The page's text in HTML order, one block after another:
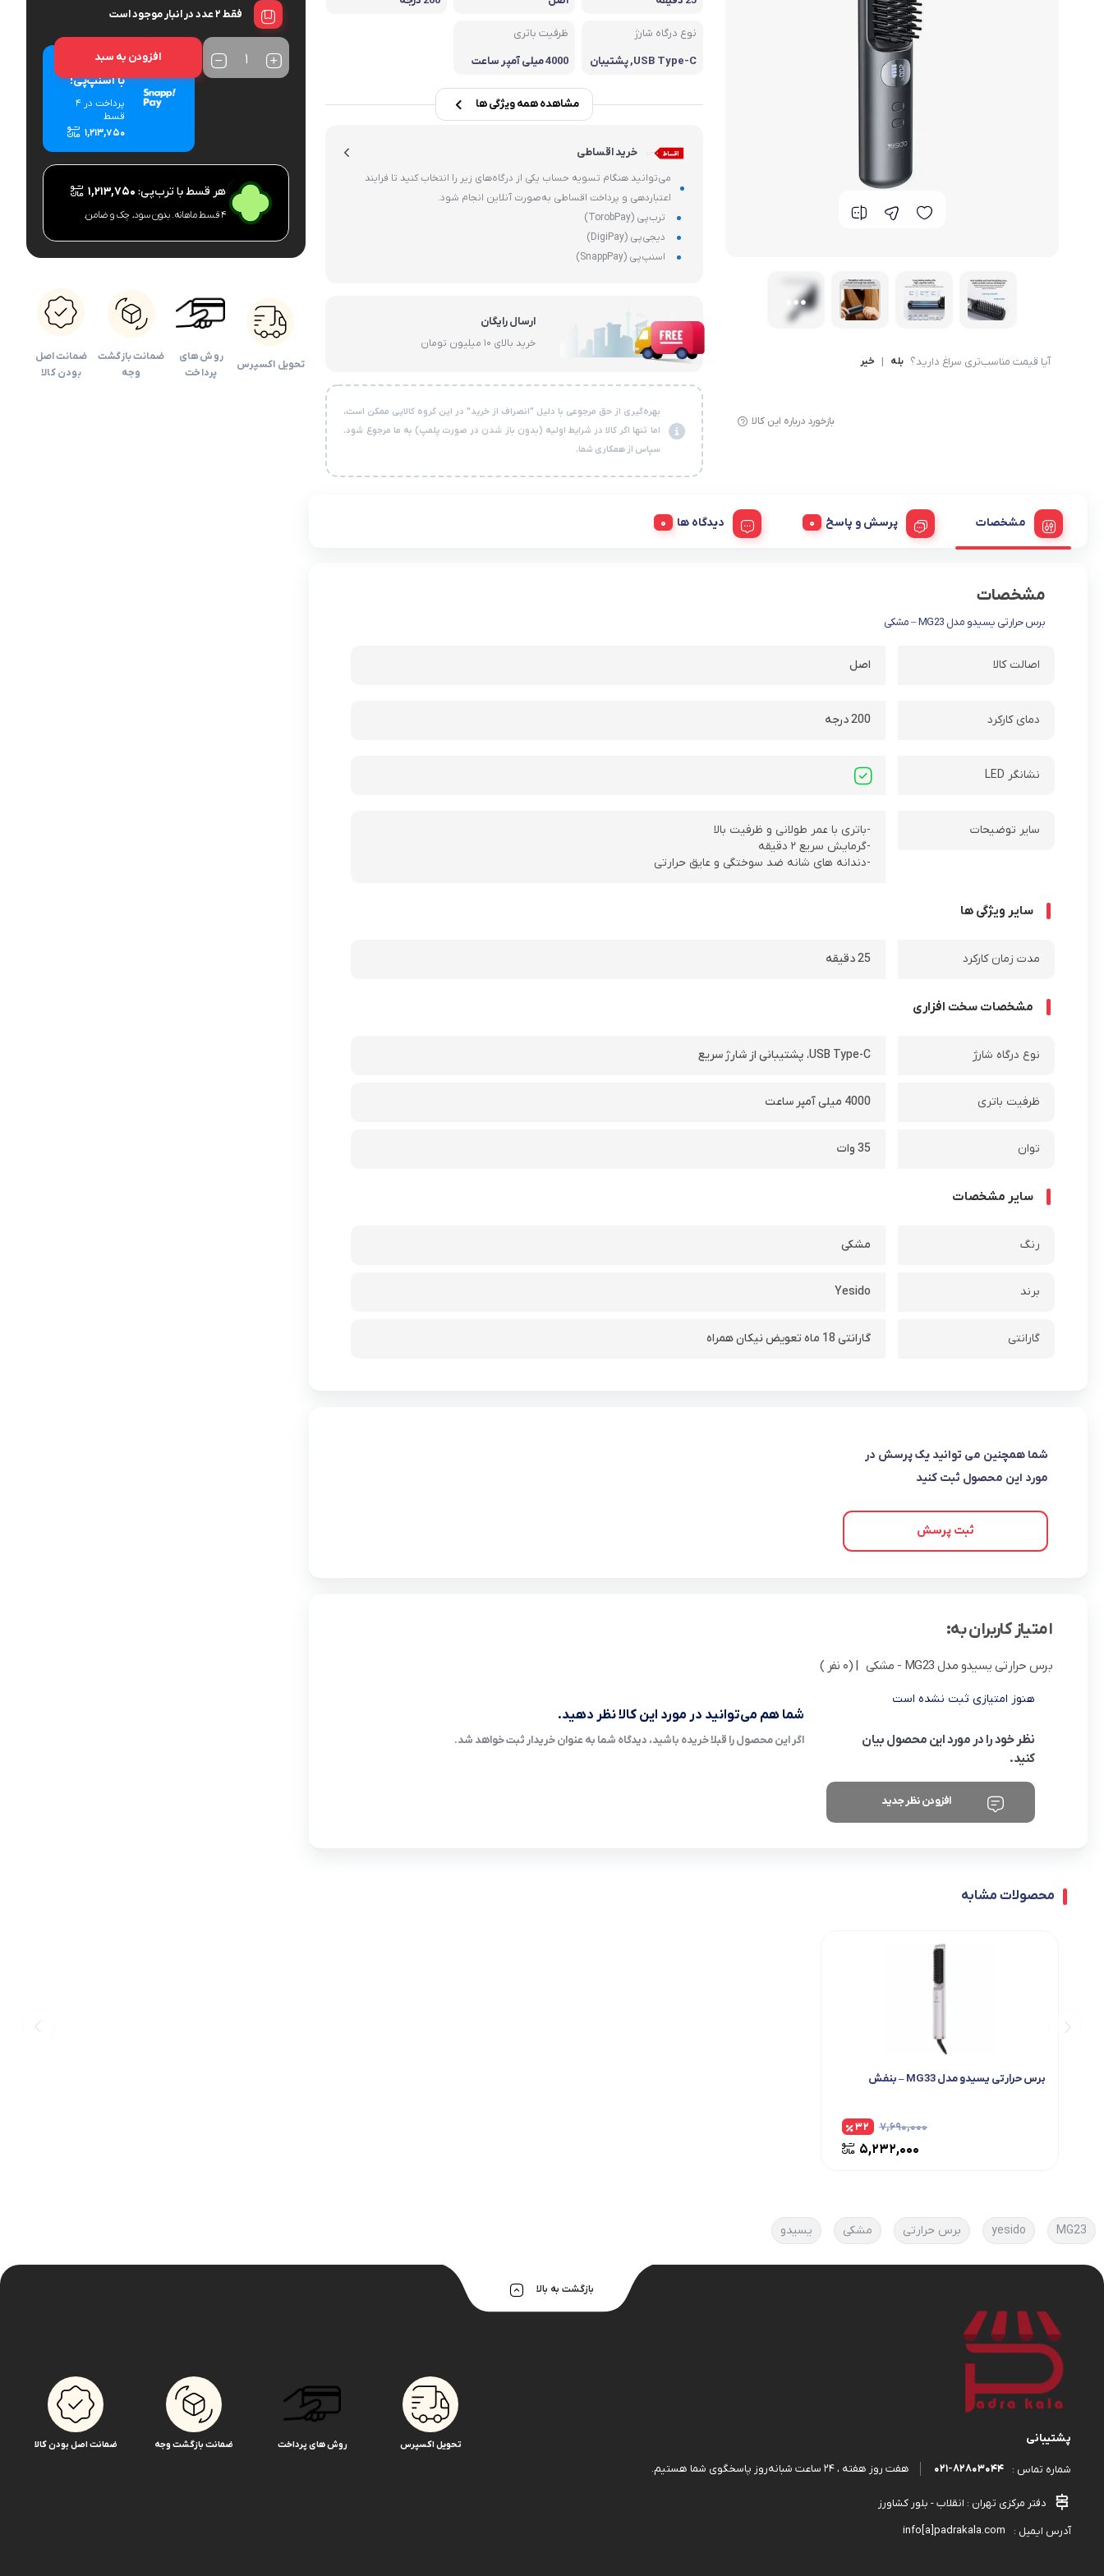
دوربین کودک
آیا قیمت مناسب‌تری سراغ دارید؟ بله | خیر
بازخورد درباره این کالا
نوع درگاه شارژ
USB Type-C, پشتیبان
ظرفیت باتری
4000 میلی آمپر ساعت
مشاهده همه ویژگی ها
خرید اقساطی
می‌توانید هنگام تسویه حساب یکی از درگاه‌های زیر را انتخاب کنید تا فرایند
اعتباردهی و پرداخت اقساطی به‌صورت آنلاین انجام شود.
ترب‌پی (TorobPay)
دیجی‌پی (DigiPay)
اسنپ‌پی (SnappPay)
ارسال رایگان
خرید بالای ۱۰ میلیون تومان
بهره‌گیری از حق مرجوعی با دلیل "انصراف از خرید" در این گروه کالایی ممکن است،
اما تنها اگر کالا در شرایط اولیه (بدون باز شدن در صورت پلمپ) به ما مرجوع شود.
سپاس از همکاری شما.
فقط 2 عدد در انبار موجود است
افزودن به سبد
خرید اقساطی
با اسنپ‌پی!
پرداخت در 4
قسط
۱,۲۱۳,۷۵۰
هر قسط با ترب‌پی: ۱,۲۱۳,۷۵۰
۴ قسط ماهانه. بدون سود، چک و ضامن.
تحویل اکسپرس
روش های
پرداخت
ضمانت بازگشت
وجه
ضمانت اصل
بودن کالا
مشخصات پرسش و پاسخ دیدگاه ها
مشخصات
برس حرارتی یسیدو مدل MG23 – مشکی
اصالت کالا اصل
دمای کارکرد 200 درجه
نشانگر LED
سایر توضیحات
-باتری با عمر طولانی و ظرفیت بالا
-گرمایش سریع ۲ دقیقه
-دندانه های شانه ضد سوختگی و عایق حرارتی
سایر ویژگی ها
مدت زمان کارکرد 25 دقیقه
مشخصات سخت افزاری
نوع درگاه شارژ USB Type-C،پشتیبانی از شارژ سریع
ظرفیت باتری 4000 میلی آمپر ساعت
توان 35 وات
سایر مشخصات
رنگ مشکی
برند Yesido
گارانتی گارانتی 18 ماه تعویض نیکان همراه
شما همچنین می توانید یک پرسش در
مورد این محصول ثبت کنید
ثبت پرسش
امتیاز کاربران به:
برس حرارتی یسیدو مدل MG23 - مشکی | (0 نفر )
هنوز امتیازی ثبت نشده است
نظر خود را در مورد این محصول بیان
کنید.
افزودن نظر جدید
شما هم می‌توانید در مورد این کالا نظر دهید.
اگر این محصول را قبلا خریده باشید، دیدگاه شما به عنوان خریدار ثبت خواهد شد.
محصولات مشابه
برس حرارتی یسیدو مدل MG33 – بنفش
۷,۶۹۰,۰۰۰
۵,۲۳۲,۰۰۰
۳۲
MG23
yesido برس حرارتی مشکی یسیدو
بازگشت به بالا
پشتیبانی
شماره تماس : ۰۲۱-۸۲۸۰۳۰۴۴ هفت روز هفته ، ۲۴ ساعت شبانه‌روز پاسخگوی شما هستیم.
دفتر مرکزی تهران : انقلاب - بلور کشاورز
آدرس ایمیل :
info[a]padrakala.com
تحویل اکسپرس روش های پرداخت ضمانت بازگشت وجه ضمانت اصل بودن کالا